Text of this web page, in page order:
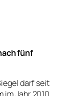
fünf
darf seit